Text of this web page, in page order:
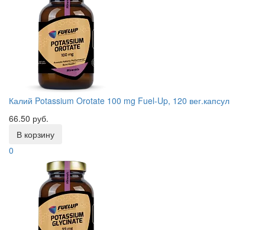
Калий Potassium Orotate 100 mg Fuel-Up, 120 вег.капсул
66.50 руб.
В корзину
0